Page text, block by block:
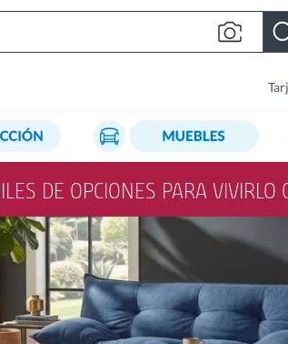
DE OPCIONES PARA VIVIRLO